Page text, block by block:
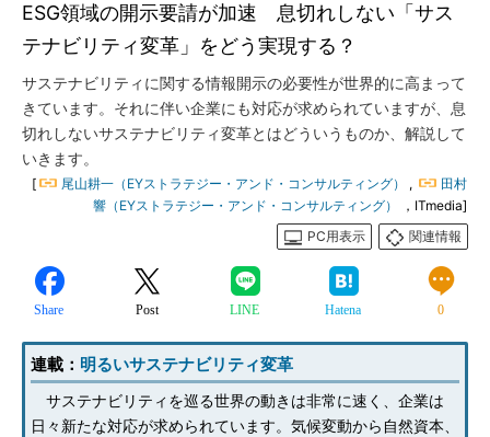
ESG領域の開示要請が加速 息切れしない「サス
テナビリティ変革」をどう実現する？
サステナビリティに関する情報開示の必要性が世界的に高まって
きています。それに伴い企業にも対応が求められていますが、息
切れしないサステナビリティ変革とはどういうものか、解説して
いきます。
[ 尾山耕一（EYストラテジー・アンド・コンサルティング） ,
田村
響（EYストラテジー・アンド・コンサルティング）
，ITmedia]
PC用表示
関連情報
Share Post LINE Hatena 0
連載： 明るいサステナビリティ変革
サステナビリティを巡る世界の動きは非常に速く、企業は
日々新たな対応が求められています。気候変動から自然資本、